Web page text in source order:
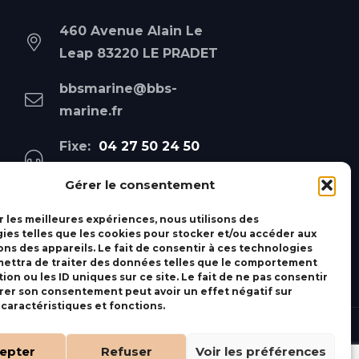
Gérer le consentement
les meilleures expériences, nous utilisons des
telles que les cookies pour stocker et/ou accéder aux
des appareils. Le fait de consentir à ces technologies
de traiter des données telles que le comportement
ou les ID uniques sur ce site. Le fait de ne pas consentir
son consentement peut avoir un effet négatif sur
et fonctions.
Refuser Voir les préférences
460 Avenue Alain Le
Leap 83220 LE PRADET
bbsmarine@bbs-
marine.fr
Fixe: 04 27 50 24 50